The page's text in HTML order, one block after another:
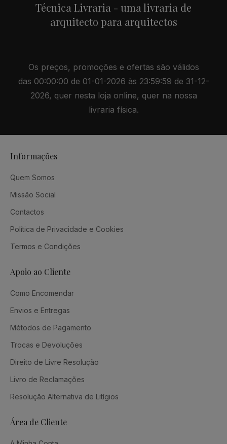
Técnica Livraria - uma livraria de
arquitecto para arquitectos
Os preços, promoções e ofertas são válidos
das 00:00:00 de 01-01-2026 às 23:59:59 de 31-12-
2026, quer nesta loja online, quer na nossa
livraria física.
Informações
Quem Somos
Missão Social
Contactos
Política de Privacidade e Cookies
Termos e Condições
Apoio ao Cliente
Como Encomendar
Envios e Entregas
Métodos de Pagamento
Trocas e Devoluções
Direito de Livre Resolução
Livro de Reclamações
Resolução Alternativa de Litígios
Área de Cliente